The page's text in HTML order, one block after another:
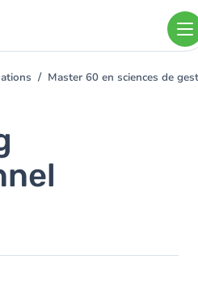
Master 60 en sciences de